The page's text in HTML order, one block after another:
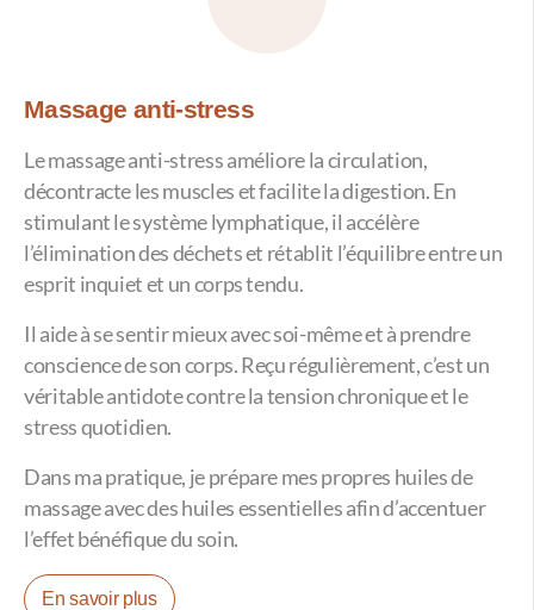
Massage anti-stress
Le massage anti-stress améliore la circulation,
décontracte les muscles et facilite la digestion. En
stimulant le système lymphatique, il accélère
l’élimination des déchets et rétablit l’équilibre entre un
esprit inquiet et un corps tendu.
Il aide à se sentir mieux avec soi-même et à prendre
conscience de son corps. Reçu régulièrement, c’est un
véritable antidote contre la tension chronique et le
stress quotidien.
Dans ma pratique, je prépare mes propres huiles de
massage avec des huiles essentielles afin d’accentuer
l’effet bénéfique du soin.
En savoir plus